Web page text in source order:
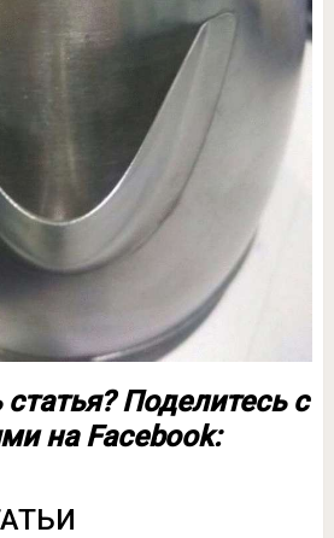
Поделитесь с
на Facebook: